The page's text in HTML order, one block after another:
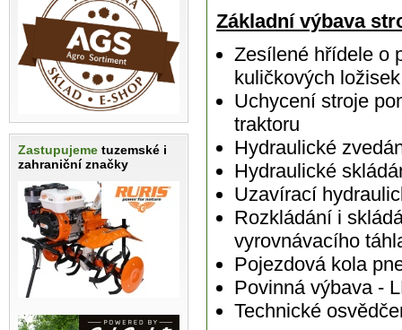
Zastupujeme tuzemské i
zahraniční značky
Základní výbava
Zesílené hřídele o
kuličkových
Uchycení stroje
traktoru
Hydraulické
Hydraulické
Uzavírací
Rozkládání i
vyrovnávacího
Pojezdová kola
Povinná výbava -
Technické